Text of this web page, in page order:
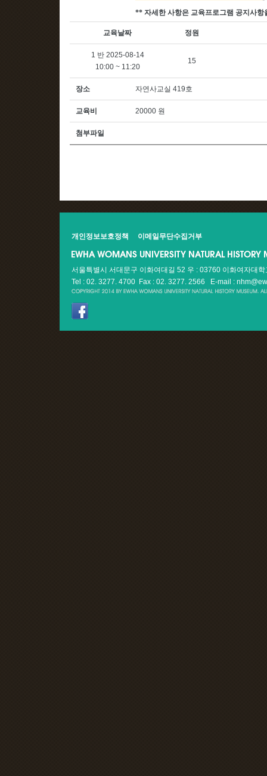
** 자세한 사항은 교육프로그램 공지사항
교육날짜 정원
1 반 2025-08-14
10:00 ~ 11:20
15
장소 자연사교실 419호
교육비 20000 원
첨부파일
개인정보보호정책 이메일무단수집거부
서울특별시 서대문구 이화여대길 52 우 : 03760 이화여자대
Tel : 02. 3277. 4700 Fax : 02. 3277. 2566
E-mail :